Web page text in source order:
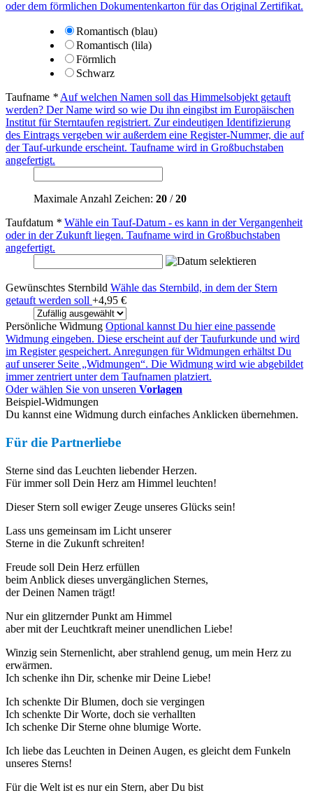
oder dem förmlichen Dokumentenkarton für das Original Zertifikat.
Romantisch (blau)
Romantisch (lila)
Förmlich
Schwarz
Taufname * Auf welchen Namen soll das Himmelsobjekt getauft
werden? Der Name wird so wie Du ihn eingibst im Europäischen
Institut für Sterntaufen registriert. Zur eindeutigen Identifizierung
des Eintrags vergeben wir außerdem eine Register-Nummer, die auf
der Tauf-urkunde erscheint. Taufname wird in Großbuchstaben
angefertigt.
Maximale Anzahl Zeichen: 20 /20
Taufdatum * Wähle ein Tauf-Datum - es kann in der Vergangenheit
oder in der Zukunft liegen. Taufname wird in Großbuchstaben
angefertigt.
Gewünschtes Sternbild Wähle das Sternbild, in dem der Stern
getauft werden soll +4,95 €
Persönliche Widmung Optional kannst Du hier eine passende
Widmung eingeben. Diese erscheint auf der Taufurkunde und wird
im Register gespeichert. Anregungen für Widmungen erhältst Du
auf unserer Seite „Widmungen“. Die Widmung wird wie abgebildet
immer zentriert unter dem Taufnamen platziert.
Oder wählen Sie von unseren Vorlagen
Beispiel-Widmungen
Du kannst eine Widmung durch einfaches Anklicken übernehmen.
Für die Partnerliebe
Sterne sind das Leuchten liebender Herzen.
Für immer soll Dein Herz am Himmel leuchten!
Dieser Stern soll ewiger Zeuge unseres Glücks sein!
Lass uns gemeinsam im Licht unserer
Sterne in die Zukunft schreiten!
Freude soll Dein Herz erfüllen
beim Anblick dieses unvergänglichen Sternes,
der Deinen Namen trägt!
Nur ein glitzernder Punkt am Himmel
aber mit der Leuchtkraft meiner unendlichen Liebe!
Winzig sein Sternenlicht, aber strahlend genug, um mein Herz zu
erwärmen.
Ich schenke ihn Dir, schenke mir Deine Liebe!
Ich schenkte Dir Blumen, doch sie vergingen
Ich schenkte Dir Worte, doch sie verhallten
Ich schenke Dir Sterne ohne blumige Worte.
Ich liebe das Leuchten in Deinen Augen, es gleicht dem Funkeln
unseres Sterns!
Für die Welt ist es nur ein Stern, aber Du bist